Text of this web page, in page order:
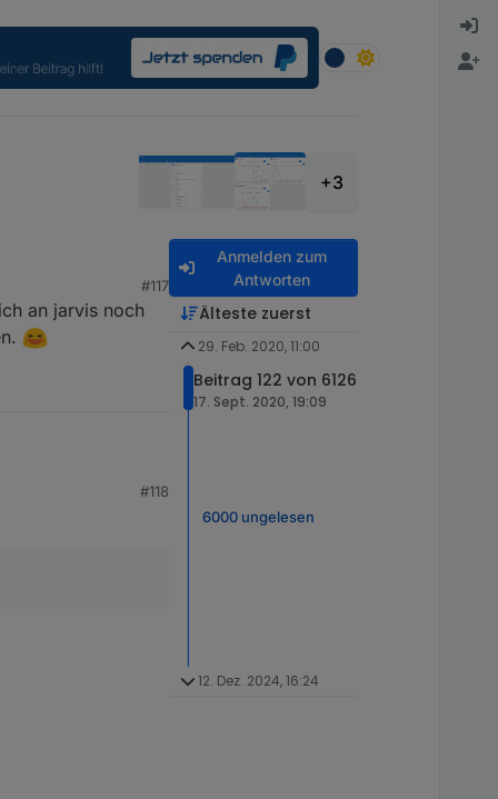
+3
#117
an jarvis noch
#118
Anmelden zum
Antworten
Älteste zuerst
29. Feb. 2020, 11:00
Beitrag 122 von 6126
17. Sept. 2020, 19:09
6000 ungelesen
12. Dez. 2024, 16:24